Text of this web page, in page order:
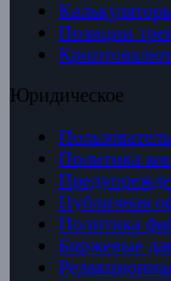
Позиции
Юридическое
Политика
Публичная
Политика
Биржевые